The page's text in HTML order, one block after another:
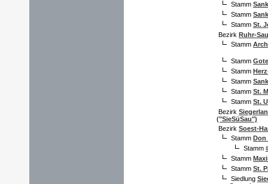
Stamm
Stamm
Stamm St.
Bezirk Ruhr-
Stamm
Stamm
Stamm
Stamm
Stamm St.
Stamm St.
Bezirk
("SieSüSau")
Bezirk Soest-
Stamm Don
Stamm
Stamm
Stamm St.
Siedlung